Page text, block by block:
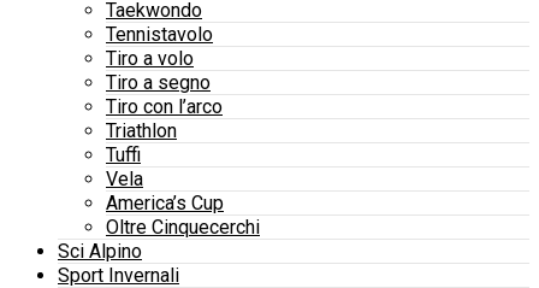
Taekwondo
Tennistavolo
Tiro a volo
Tiro a segno
Tiro con l’arco
Triathlon
Tuffi
Vela
America’s Cup
Oltre Cinquecerchi
Sci Alpino
Sport Invernali